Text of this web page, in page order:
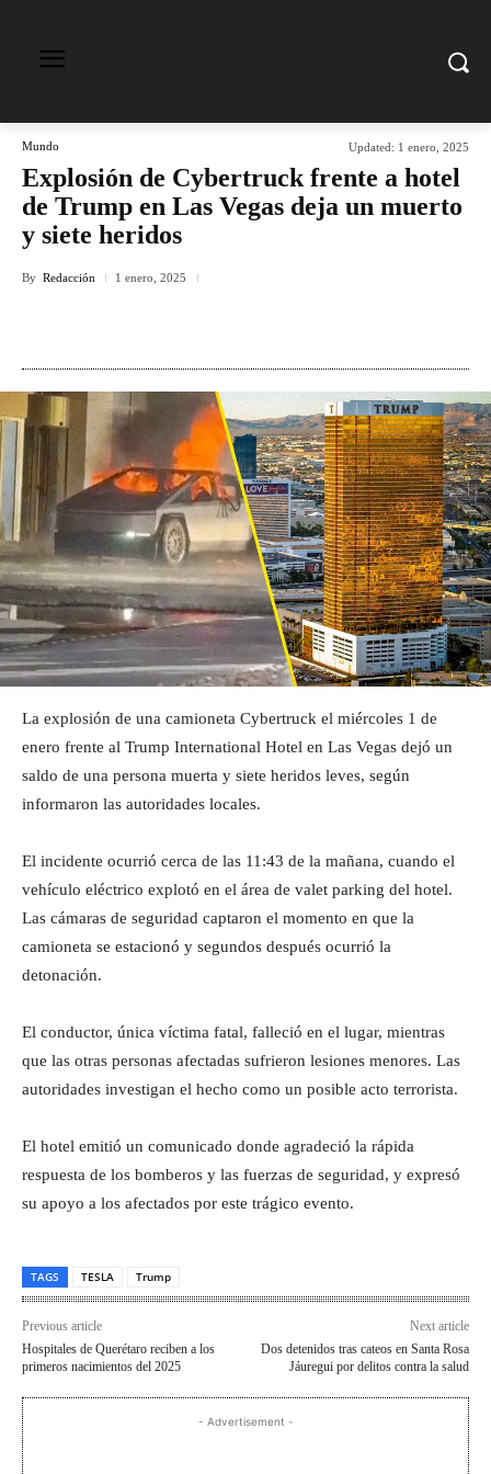
Mundo Updated: 1 enero, 2025
Explosión de Cybertruck frente a hotel
de Trump en Las Vegas deja un muerto
y siete heridos
By Redacción 1 enero, 2025
La explosión de una camioneta Cybertruck el miércoles 1 de
enero frente al Trump International Hotel en Las Vegas dejó un
saldo de una persona muerta y siete heridos leves, según
informaron las autoridades locales.
El incidente ocurrió cerca de las 11:43 de la mañana, cuando el
vehículo eléctrico explotó en el área de valet parking del hotel.
Las cámaras de seguridad captaron el momento en que la
camioneta se estacionó y segundos después ocurrió la
detonación.
El conductor, única víctima fatal, falleció en el lugar, mientras
que las otras personas afectadas sufrieron lesiones menores. Las
autoridades investigan el hecho como un posible acto terrorista.
El hotel emitió un comunicado donde agradeció la rápida
respuesta de los bomberos y las fuerzas de seguridad, y expresó
su apoyo a los afectados por este trágico evento.
TAGS TESLA Trump
Previous article
Hospitales de Querétaro reciben a los
primeros nacimientos del 2025
Next article
Dos detenidos tras cateos en Santa Rosa
Jáuregui por delitos contra la salud
- Advertisement -